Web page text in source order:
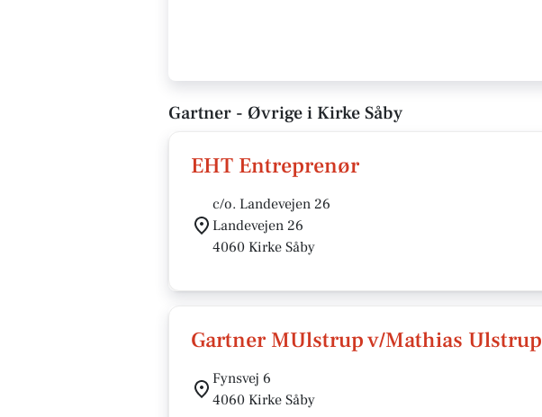
Gartner - Øvrige i Kirke Såby
EHT Entreprenør
c/o. Landevejen 26
Landevejen 26
4060 Kirke Såby
Gartner MUlstrup v/Mathias Ulstrup
Fynsvej 6
4060 Kirke Såby